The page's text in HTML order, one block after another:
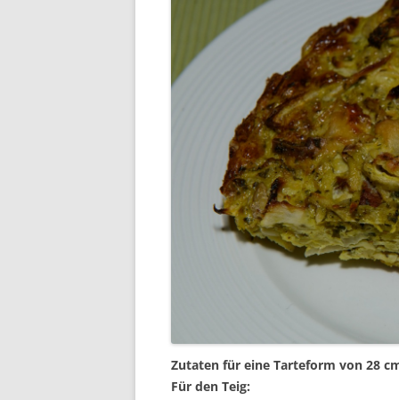
Zutaten für eine Tarteform von 28
Für den Teig: